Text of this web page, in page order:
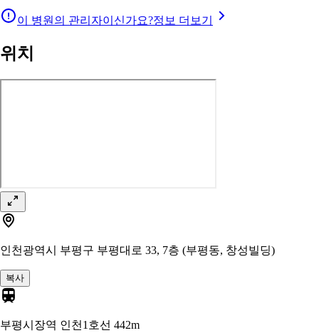
이 병원의 관리자이신가요?정보 더보기
위치
인천광역시 부평구 부평대로 33, 7층 (부평동, 창성빌딩)
복사
부평시장역 인천1호선 442m